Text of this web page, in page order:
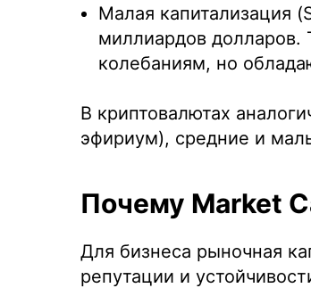
Малая капитализация
миллиардов
колебаниям, но
В криптовалютах
эфириум), средние и
Почему Market
Для бизнеса рыночная
репутации и